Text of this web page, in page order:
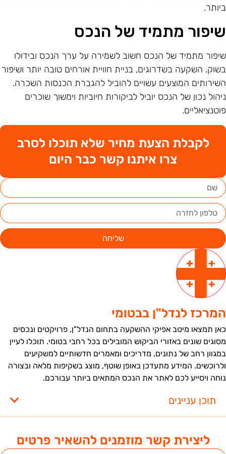
ליצירת קשר מוזמנים להשאיר פרטים
מתמיד של הנכס
מתמיד של הנכס חשוב לשמירה על ערך הנכס ובידולו
השקעה בשדרוגים, בניית חוויית אורחים טובה יותר ושיפור
המוצעים עשויים להוביל להגברת הכנסות השכרה.
נכון של הנכס יוביל לביקורות חיוביות וימשוך שוכרים
לקבלת הצעת מחיר שלא תוכלו לסרב
צרו איתנו קשר כבר היום
שליחה
לנדל"ן בבטומי
תמצאו מיטב אפיקי ההשקעה בתחום הנדל"ן, פרויקטים ונכסים
שונים באזורי הביקוש המובילים בכל רחבי בטומי. תוכלו לעיין
רחב של נתונים, מדריכים ומאמרים חדשותיים למשקיעים
המידע מתעדכן באופן שוטף, מוצג בשקיפות מלאה ובצורה
ויסייע לכם לאתר את הנכס המתאים ביותר עבורכם.
תוכן עניינים